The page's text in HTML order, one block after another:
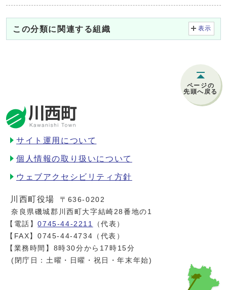
この分類に関連する組織 表示
ページの
先頭へ戻る
サイト運用について
個人情報の取り扱いについて
ウェブアクセシビリティ方針
川西町役場
〒636-0202
奈良県磯城郡川西町大字結崎28番地の1
【電話】0745-44-2211
（代表）
【FAX】0745-44-4734（代表）
【業務時間】8時30分から17時15分
(閉庁日：土曜・日曜・祝日・年末年始)